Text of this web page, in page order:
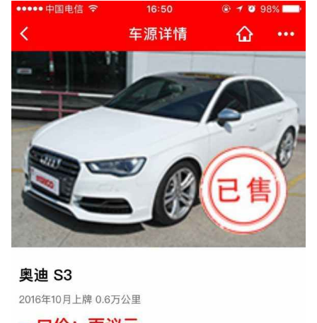
医疗卫生 医疗设备管理、健康宣教、消毒记录等